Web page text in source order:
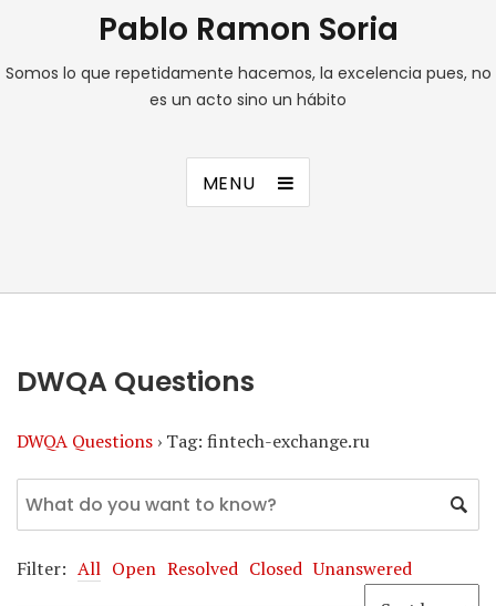
Pablo Ramon Soria
Somos lo que repetidamente hacemos, la excelencia pues, no
es un acto sino un hábito
MENU
DWQA Questions
DWQA Questions › Tag: fintech-exchange.ru
Filter: All Open Resolved Closed Unanswered